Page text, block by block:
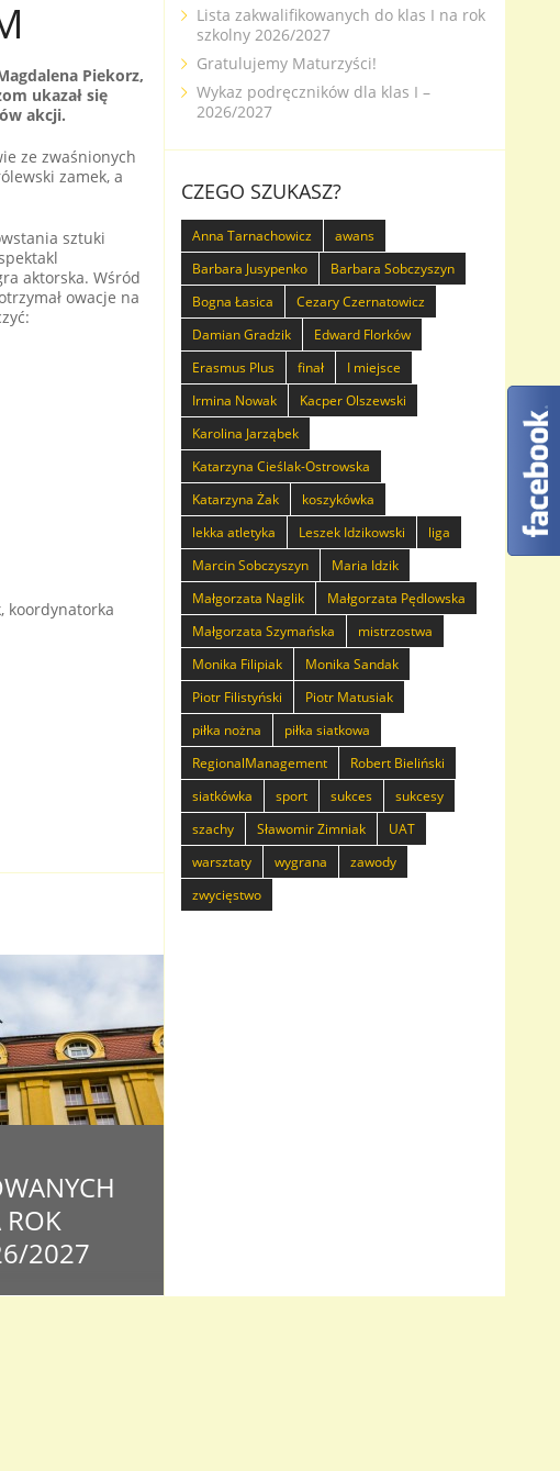
Piekorz,
ukazał się
akcji.
ze zwaśnionych
zamek, a
sztuki
aktorska. Wśród
owacje na
koordynatorka
2027
Lista zakwalifikowanych do klas I na rok
szkolny 2026/2027
Gratulujemy Maturzyści!
Wykaz podręczników dla klas I –
2026/2027
CZEGO SZUKASZ?
Anna Tarnachowicz
awans
Barbara Jusypenko
Barbara Sobczyszyn
Bogna Łasica
Cezary Czernatowicz
Damian Gradzik
Edward Florków
Erasmus Plus
finał
I miejsce
Irmina Nowak
Kacper Olszewski
Karolina Jarząbek
Katarzyna Cieślak-Ostrowska
Katarzyna Żak
koszykówka
lekka atletyka
Leszek Idzikowski
liga
Marcin Sobczyszyn
Maria Idzik
Małgorzata Naglik
Małgorzata Pędlowska
Małgorzata Szymańska
mistrzostwa
Monika Filipiak
Monika Sandak
Piotr Filistyński
Piotr Matusiak
piłka nożna
piłka siatkowa
RegionalManagement
Robert Bieliński
siatkówka
sport sukces
sukcesy
szachy
Sławomir Zimniak
UAT
warsztaty
wygrana
zawody
zwycięstwo